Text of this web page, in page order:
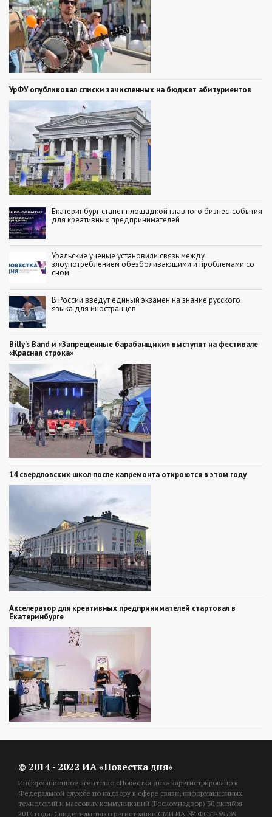
УрФУ опубликовал списки зачисленных на бюджет абитуриентов
Екатеринбург станет площадкой главного бизнес-события
для креативных предпринимателей
Уральские ученые установили связь между
злоупотреблением обезболивающими и проблемами со
сном
В России введут единый экзамен на знание русского
языка для иностранцев
Billy’s Band и «Запрещенные барабанщики» выступят на фестивале
«Красная строка»
14 свердловских школ после капремонта откроются в этом году
Акселератор для креативных предпринимателей стартовал в
Екатеринбурге
© 2014 - 2022 ИА «Повестка дня»
Информационное агентство «Повестка дня» зарегистрировано в
Федеральной службе по надзору в сфере связи, информационных
технологий и массовых коммуникаций (Роскомнадзор) 30 октября
2014 года. Свидетельство о регистрации СМИ ИА № ФС77-59739